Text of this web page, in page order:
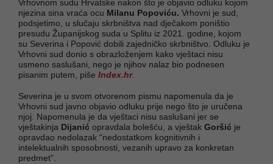
Vrhovnom sudu Hrvatske nakon što je objavio odluku kojom
njezina sina vraća ocu Milanu Popoviću. Vrhovni je sud,
podsjetimo, u slučaju skrbništva nad dječakom poništio
presudu Županijskog suda u Splitu iz 2021. godine, kojom
su Severina i Popović dobili zajedničko skrbništvo. Odluku je
Vrhovni sud donio s obrazloženjem kako vještaci nisu
usmeno saslušani, nego je njihov nalaz bio podnesen
pisanim putem, piše Index.hr.
Severina je u svom otvorenom pismu napomenula da je
Vrhovni sud javno objavio odluku prije nego što je uručena
njoj. Napomenula je da vještaci nisu saslušani jer se
vještakinja Dijanić opravdala bolešću, a vještak Goršić je
opravdao nedolazak “nedostatkom kognitivnih i
intelektualnih sposobnosti, vezanih upravo za konkretan
predmet”.